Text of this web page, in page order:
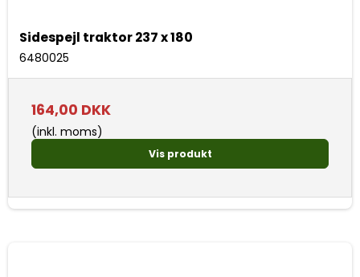
Sidespejl traktor 237 x 180
6480025
164,00 DKK
(inkl. moms)
Vis produkt